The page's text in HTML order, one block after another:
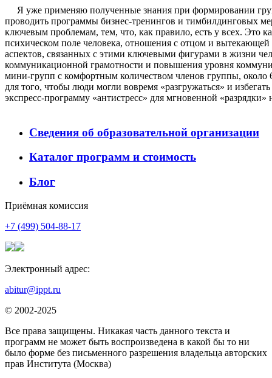
Я уже применяю полученные знания при формировании
проводить программы бизнес-тренингов и тимбилдинговых
ключевым проблемам, тем, что, как правило, есть у всех. Это
психическом поле человека, отношения с отцом и
аспектов, связанных с этими ключевыми фигурами в жизни
коммуникационной грамотности и повышения уровня
мини-групп с комфортным количеством членов группы, около
для того, чтобы люди могли вовремя «разгружаться» и
экспресс-программу «антистресс» для мгновенной «разрядки»
Сведения об образовательной организации
Каталог программ и стоимость
Блог
Приёмная комиссия
+7 (499) 504-88-17
Электронный адрес:
abitur@ippt.ru
© 2002-2025
Все права защищены. Никакая часть данного текста и
программ не может быть воспроизведена в какой бы то ни
было форме без письменного разрешения владельца авторских
прав Института (Москва)